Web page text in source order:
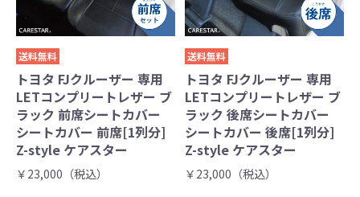
送料無料
トヨタ FJクルーザー 専用
LETコンプリートレザー ブ
ラック 前席シートカバー
シートカバー 前席[1列分]
Z-style ケアスター
￥23,000（税込）
送料無料
トヨタ FJクルーザー 専用
LETコンプリートレザー ブ
ラック 後席シートカバー
シートカバー 後席[1列分]
Z-style ケアスター
￥23,000（税込）